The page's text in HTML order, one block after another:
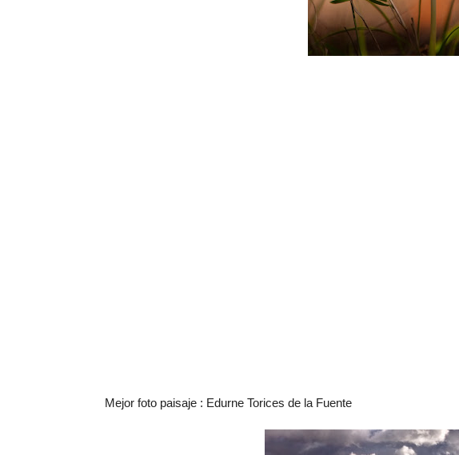
Mejor foto paisaje : Edurne Torices de la Fuente